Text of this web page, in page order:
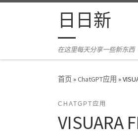
Skip to content日日新
在这里每天分享一些新东西
首页»ChatGPT应用 »
CHATGPT应用
VISUARA